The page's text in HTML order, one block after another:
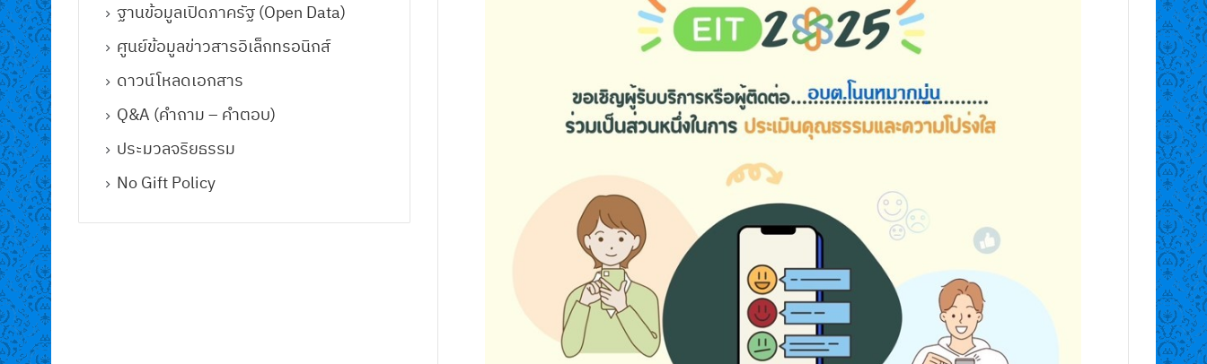
ฐานข้อมูลเปิดภาครัฐ (Open Data)
ศูนย์ข้อมูลข่าวสารอิเล็กทรอนิกส์
ดาวน์โหลดเอกสาร
Q&A (คําถาม – คําตอบ)
ประมวลจริยธรรม
No Gift Policy